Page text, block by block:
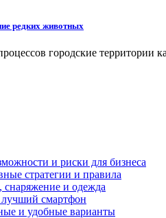
редких животных
городские
и риски для бизнеса
стратегии и правила
и одежда
смартфон
и удобные варианты